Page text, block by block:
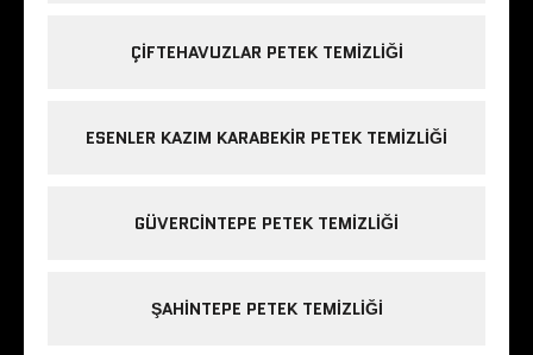
ÇIFTEHAVUZLAR PETEK TEMIZLIĞI
ESENLER KAZIM KARABEKIR PETEK TEMIZLIĞI
GÜVERCINTEPE PETEK TEMIZLIĞI
ŞAHINTEPE PETEK TEMIZLIĞI